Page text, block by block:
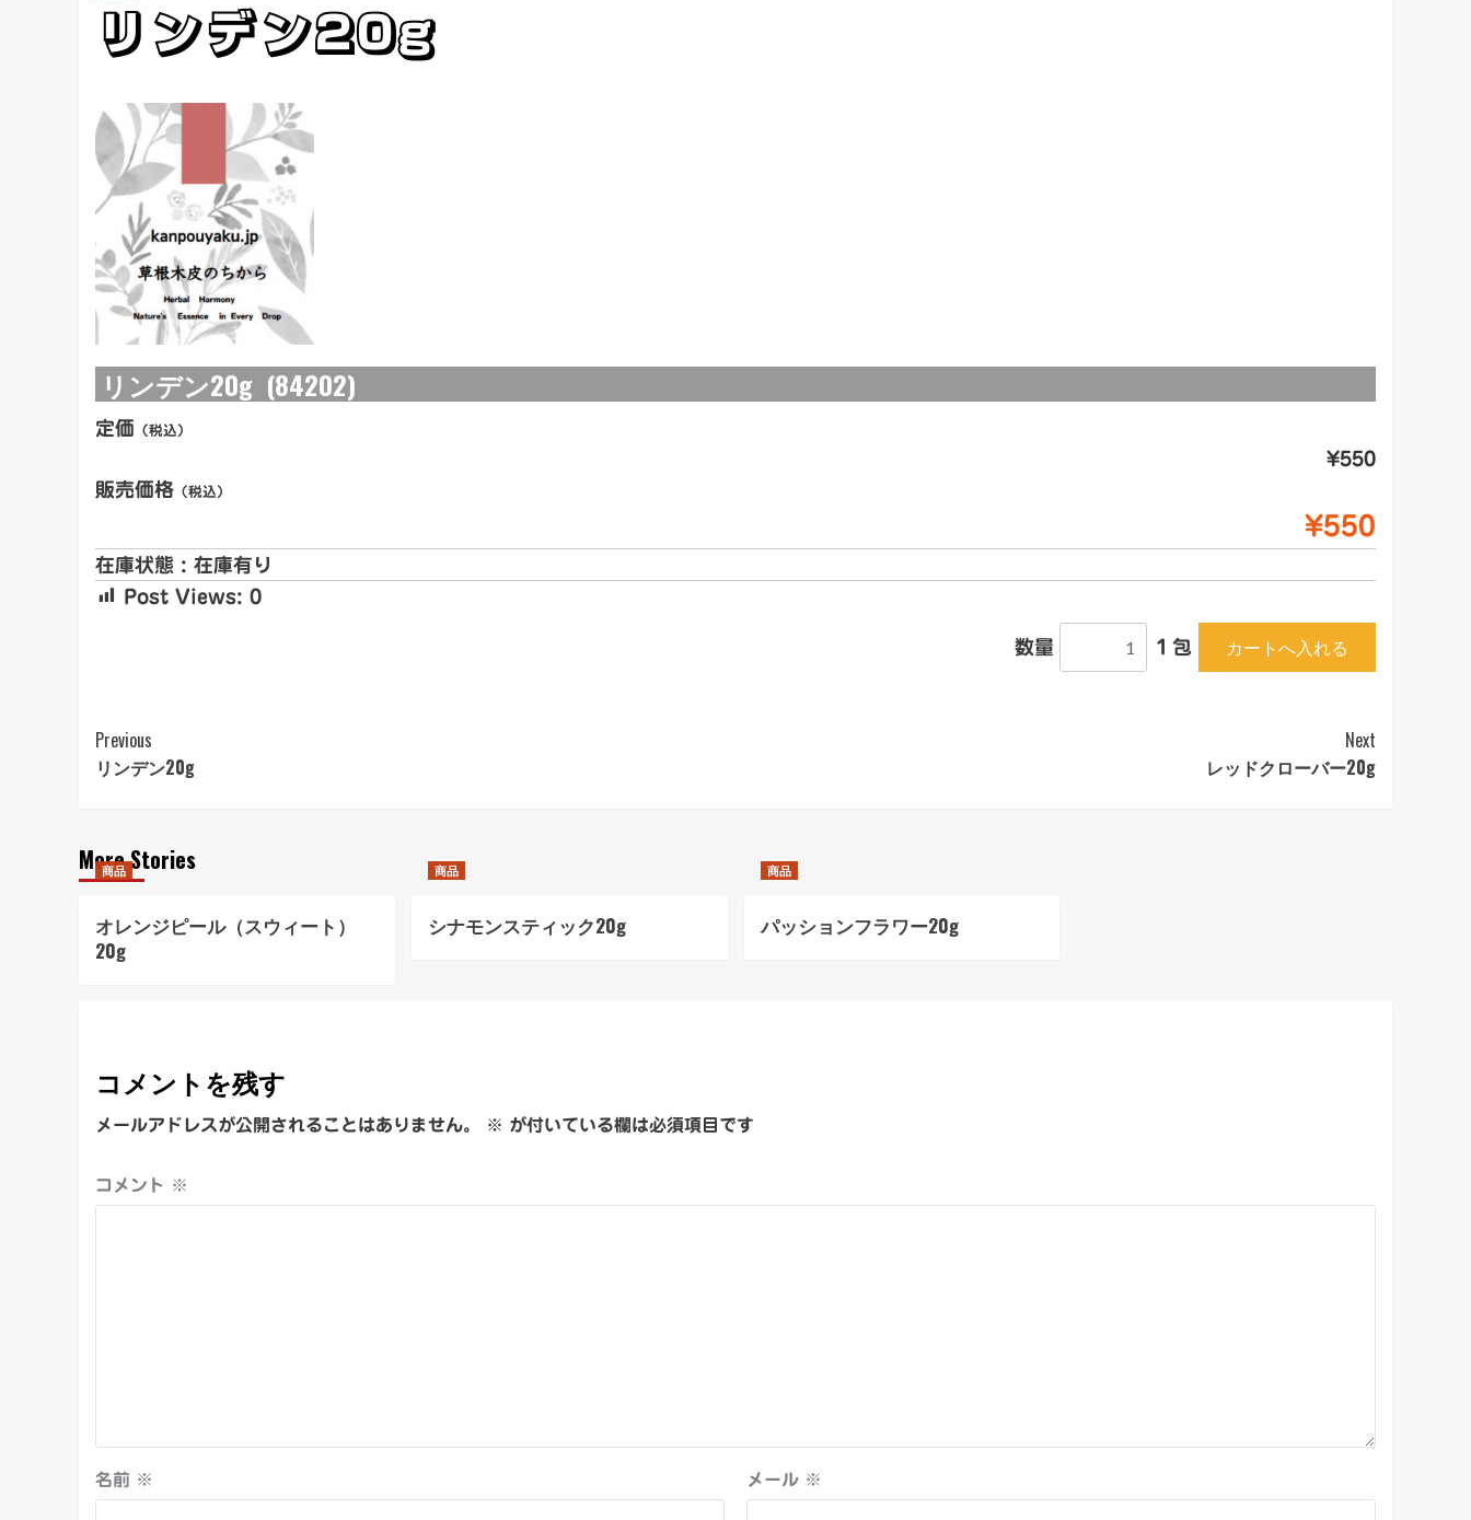
リンデン20g
リンデン20g (84202)
定価 （税込）
¥550
販売価格 （税込）
¥550
在庫状態 : 在庫有り
Post Views: 0
数量 １包
Post
Navigation
Previous
リンデン20g
Next
レッドクローバー20g
More Stories
商品
オレンジピール（スウィート）
20g
商品
シナモンスティック20g
商品
パッションフラワー20g
コメントを残す
メールアドレスが公開されることはありません。 ※ が付いている欄は必須項目です
コメント ※
名前 ※ メール ※